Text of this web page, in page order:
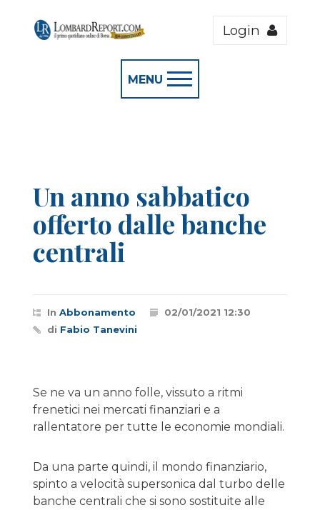
Login
MENU
Un anno sabbatico
offerto dalle banche
centrali
In Abbonamento
02/01/2021 12:30
di Fabio Tanevini
Se ne va un anno folle, vissuto a ritmi
frenetici nei mercati finanziari e a
rallentatore per tutte le economie mondiali.
Da una parte quindi, il mondo finanziario,
spinto a velocità supersonica dal turbo delle
banche centrali che si sono sostituite alle